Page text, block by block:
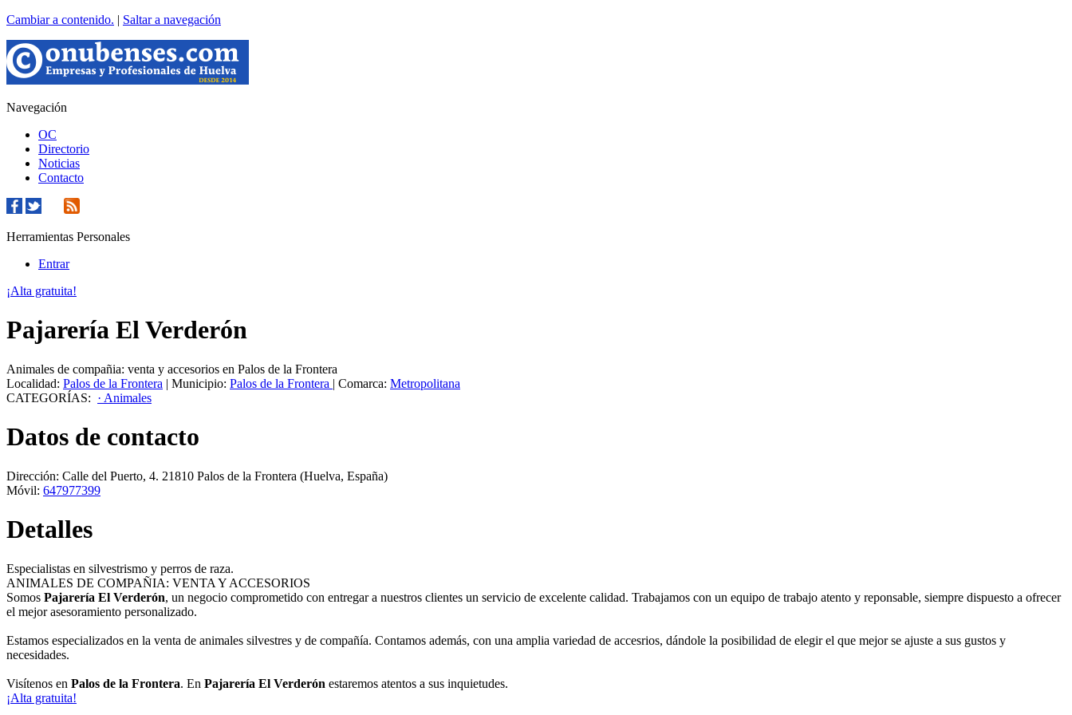
Cambiar a contenido. | Saltar a navegación
Navegación
OC
Directorio
Noticias
Contacto
Herramientas Personales
Entrar
¡Alta gratuita!
Pajarería El Verderón
Animales de compañia: venta y accesorios en Palos de la Frontera
Localidad: Palos de la Frontera | Municipio: Palos de la Frontera | Comarca: Metropolitana
CATEGORÍAS: · Animales
Datos de contacto
Dirección: Calle del Puerto, 4. 21810 Palos de la Frontera (Huelva, España)
Móvil: 647977399
Detalles
Especialistas en silvestrismo y perros de raza.
ANIMALES DE COMPAÑIA: VENTA Y ACCESORIOS
Somos Pajarería El Verderón, un negocio comprometido con entregar a nuestros clientes un servicio de excelente calidad. Trabajamos con un equipo de trabajo atento y reponsable, siempre dispuesto a ofrecer
el mejor asesoramiento personalizado.
Estamos especializados en la venta de animales silvestres y de compañía. Contamos además, con una amplia variedad de accesrios, dándole la posibilidad de elegir el que mejor se ajuste a sus gustos y
necesidades.
Visítenos en Palos de la Frontera. En Pajarería El Verderón estaremos atentos a sus inquietudes.
¡Alta gratuita!